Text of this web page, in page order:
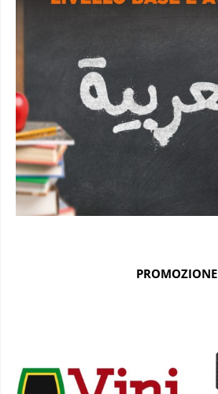
PROMOZIONE